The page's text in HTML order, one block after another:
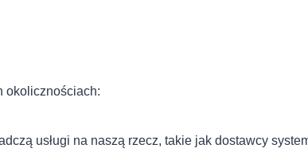
okolicznościach:
usługi na naszą rzecz, takie jak dostawcy